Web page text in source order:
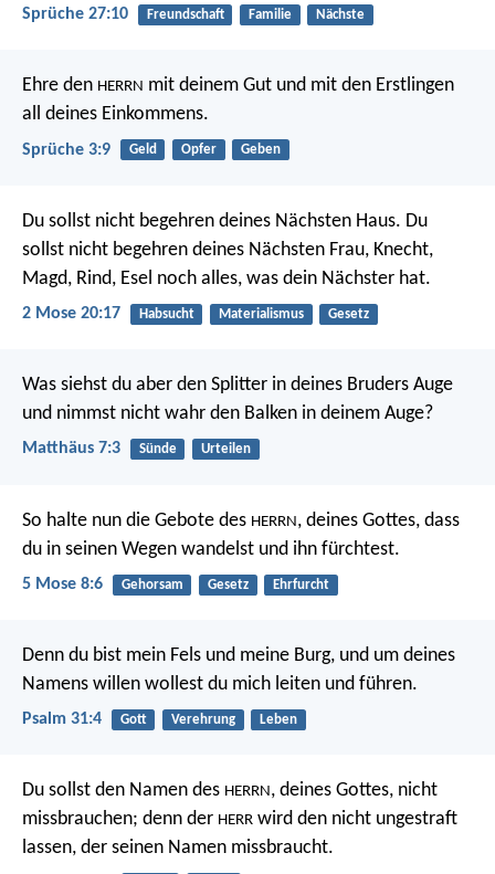
Sprüche 27:10 Freundschaft Familie Nächste
Ehre den HERRN mit deinem Gut und mit den Erstlingen
all deines Einkommens.
Sprüche 3:9 Geld Opfer Geben
Du sollst nicht begehren deines Nächsten Haus. Du
sollst nicht begehren deines Nächsten Frau, Knecht,
Magd, Rind, Esel noch alles, was dein Nächster hat.
2 Mose 20:17 Habsucht Materialismus Gesetz
Was siehst du aber den Splitter in deines Bruders Auge
und nimmst nicht wahr den Balken in deinem Auge?
Matthäus 7:3 Sünde Urteilen
So halte nun die Gebote des HERRN, deines Gottes, dass
du in seinen Wegen wandelst und ihn fürchtest.
5 Mose 8:6 Gehorsam Gesetz Ehrfurcht
Denn du bist mein Fels und meine Burg, und um deines
Namens willen wollest du mich leiten und führen.
Psalm 31:4 Gott Verehrung Leben
Du sollst den Namen des HERRN, deines Gottes, nicht
missbrauchen; denn der HERR wird den nicht ungestraft
lassen, der seinen Namen missbraucht.